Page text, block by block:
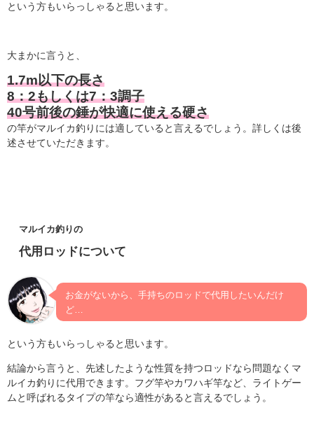
という方もいらっしゃると思います。
大まかに言うと、
1.7m以下の長さ
8：2もしくは7：3調子
40号前後の錘が快適に使える硬さ
の竿がマルイカ釣りには適していると言えるでしょう。詳しくは後
述させていただきます。
マルイカ釣りの
代用ロッドについて
お金がないから、手持ちのロッドで代用したいんだけ
ど…
という方もいらっしゃると思います。
結論から言うと、先述したような性質を持つロッドなら問題なくマ
ルイカ釣りに代用できます。フグ竿やカワハギ竿など、ライトゲー
ムと呼ばれるタイプの竿なら適性があると言えるでしょう。